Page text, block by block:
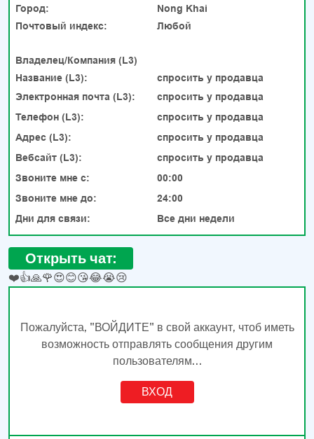
Город:
Nong Khai
Почтовый индекс:
Любой
Владелец/Компания (L3)
Название (L3):
спросить у продавца
Электронная почта (L3):
спросить у продавца
Телефон (L3):
спросить у продавца
Адрес (L3):
спросить у продавца
Вебсайт (L3):
спросить у продавца
Звоните мне с:
00:00
Звоните мне до:
24:00
Дни для связи:
Все дни недели
Открыть чат:
❤️👍🙏🌹😍😊😘😂😭😢
Пожалуйста, "ВОЙДИТЕ" в свой аккаунт, чтоб иметь
возможность отправлять сообщения другим
пользователям...
ВХОД